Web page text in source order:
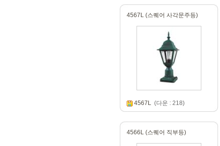
4567L (스퀘어 사각문주등)
4567L(다운 : 218)
4566L (스퀘어 직부등)